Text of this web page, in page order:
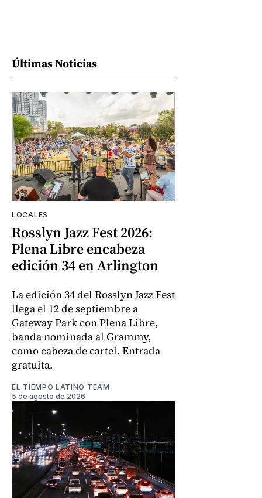
Últimas Noticias
LOCALES
Rosslyn Jazz Fest 2026:
Plena Libre encabeza
edición 34 en Arlington
La edición 34 del Rosslyn Jazz Fest
llega el 12 de septiembre a
Gateway Park con Plena Libre,
banda nominada al Grammy,
como cabeza de cartel. Entrada
gratuita.
EL TIEMPO LATINO TEAM
5 de agosto de 2026